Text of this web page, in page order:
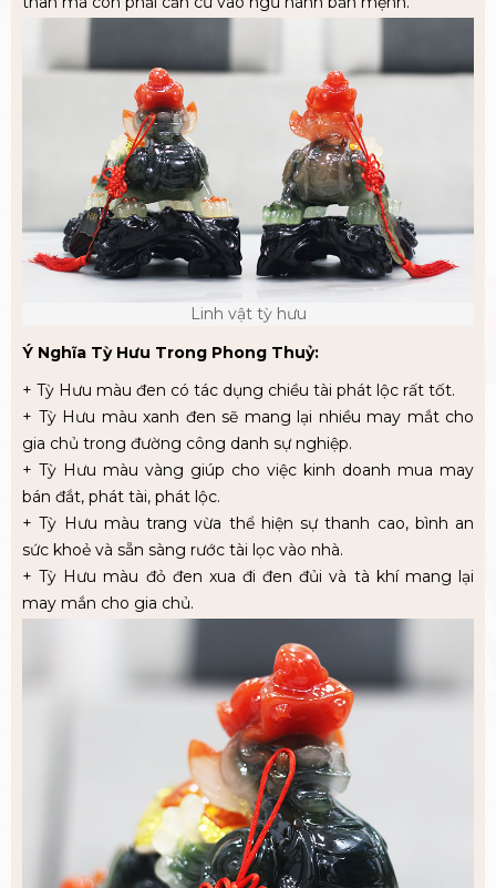
Linh vật tỳ hưu
Ý Nghĩa Tỳ Hưu Trong Phong Thuỷ:
+ Tỳ Hưu màu đen có tác dụng chiều tài phát lộc rất tốt.
+ Tỳ Hưu màu xanh đen sẽ mang lại nhiều may mắt cho
gia chủ trong đường công danh sự nghiệp.
+ Tỳ Hưu màu vàng giúp cho việc kinh doanh mua may
bán đắt, phát tài, phát lộc.
+ Tỳ Hưu màu trang vừa thể hiện sự thanh cao, bình an
sức khoẻ và sẵn sàng rước tài lọc vào nhà.
+ Tỳ Hưu màu đỏ đen xua đi đen đủi và tà khí mang lại
may mắn cho gia chủ.